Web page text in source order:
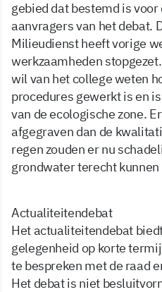
gebied dat bestemd is
aanvragers van het debat.
Milieudienst heeft vorige
werkzaamheden
wil van het college weten
procedures gewerkt is en
van de ecologische zone.
afgegraven dan de
regen zouden er nu
grondwater terecht
Actualiteitendebat
Het actualiteitendebat
gelegenheid op korte
te bespreken met de raad
Het debat is niet